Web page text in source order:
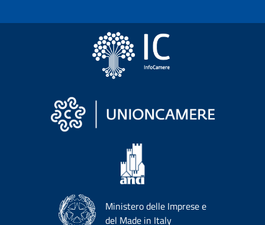
Ministero delle Imprese e
del Made in Italy